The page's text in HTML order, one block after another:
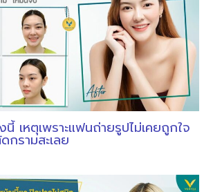
เหตุเพราะแฟนถ่ายรูปไม่เคยถูกใจ
รามสะเลย